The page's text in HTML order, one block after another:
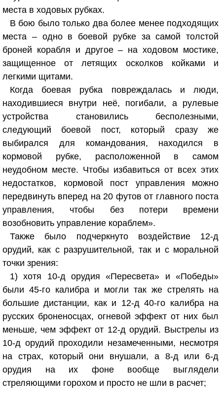
места в ходовых рубках.
В бою было только два более менее подходящих
места – одно в боевой рубке за самой толстой
броней корабля и другое – на ходовом мостике,
защищенное от летящих осколков койками и
легкими щитами.
Когда боевая рубка повреждалась и люди,
находившиеся внутри неё, погибали, а рулевые
устройства становились бесполезными,
следующий боевой пост, который сразу же
выбирался для командования, находился в
кормовой рубке, расположенной в самом
неудобном месте. Чтобы избавиться от всех этих
недостатков, кормовой пост управления можно
передвинуть вперед на 20 футов от главного поста
управления, чтобы без потери времени
возобновить управление кораблем».
Также было подчеркнуто воздействие 12-д
орудий, как с разрушительной, так и с моральной
точки зрения:
1) хотя 10-д орудия «Пересвета» и «Победы»
были 45-го калибра и могли так же стрелять на
большие дистанции, как и 12-д 40-го калибра на
русских броненосцах, огневой эффект от них был
меньше, чем эффект от 12-д орудий. Выстрелы из
10-д орудий проходили незамеченными, несмотря
на страх, который они внушали, а 8-д или 6-д
орудия на их фоне вообще выглядели
стреляющими горохом и просто не шли в расчет;